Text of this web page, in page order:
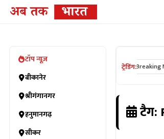
टॉप न्यूज़
बीकानेर
श्रीगंगानगर
हनुमानगढ़
सीकर
ट्रेडिंग:
News › Breaking
टैग: